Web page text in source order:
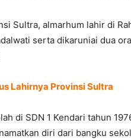
Sultra, almarhum lahir di
serta dikaruniai dua
Lahirnya Provinsi Sultra
di SDN 1 Kendari tahun
diri dari bangku